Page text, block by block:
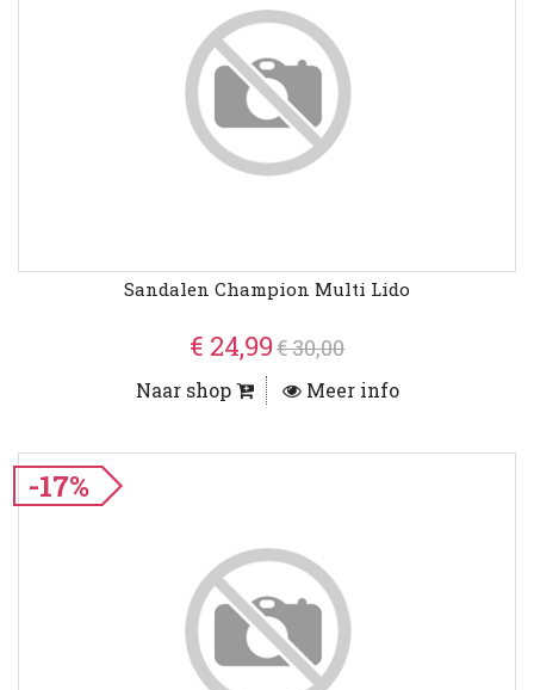
Sandalen Champion Multi Lido
€ 24,99€ 30,00
Naar shop Meer info
-17%